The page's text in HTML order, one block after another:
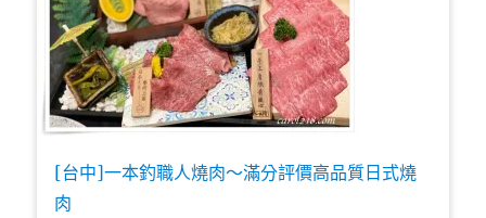
[台中]一本釣職人燒肉～滿分評價高品質日式燒
肉